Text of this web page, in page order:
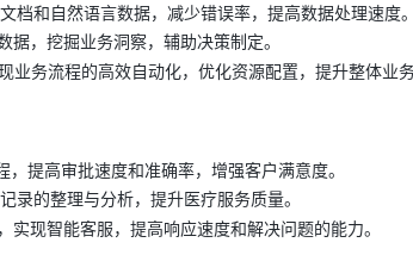
档和自然语言数据，减少错误率，提高数据处理速度。
，挖掘业务洞察，辅助决策制定。
业务流程的高效自动化，优化资源配置，提升整体业务
提高审批速度和准确率，增强客户满意度。
录的整理与分析，提升医疗服务质量。
现智能客服，提高响应速度和解决问题的能力。